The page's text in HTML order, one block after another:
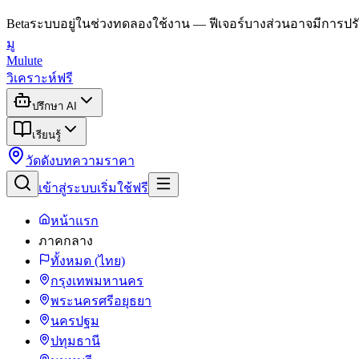
Betaระบบอยู่ในช่วงทดลองใช้งาน — ฟีเจอร์บางส่วนอาจมีการป
มู
Mulute
วิเคราะห์ฟรี
ปรึกษา AI
เรียนรู้
วัดดังบทความราคา
เข้าสู่ระบบเริ่มใช้ฟรี
หน้าแรก
ภาคกลาง
ทั้งหมด (ไทย)
กรุงเทพมหานคร
พระนครศรีอยุธยา
นครปฐม
ปทุมธานี